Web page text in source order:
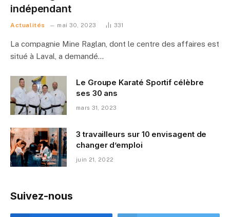
indépendant
Actualités mai 30, 2023 331
La compagnie Mine Raglan, dont le centre des affaires est
situé à Laval, a demandé…
Le Groupe Karaté Sportif célèbre
ses 30 ans
mars 31, 2023
3 travailleurs sur 10 envisagent de
changer d’emploi
juin 21, 2022
Suivez-nous